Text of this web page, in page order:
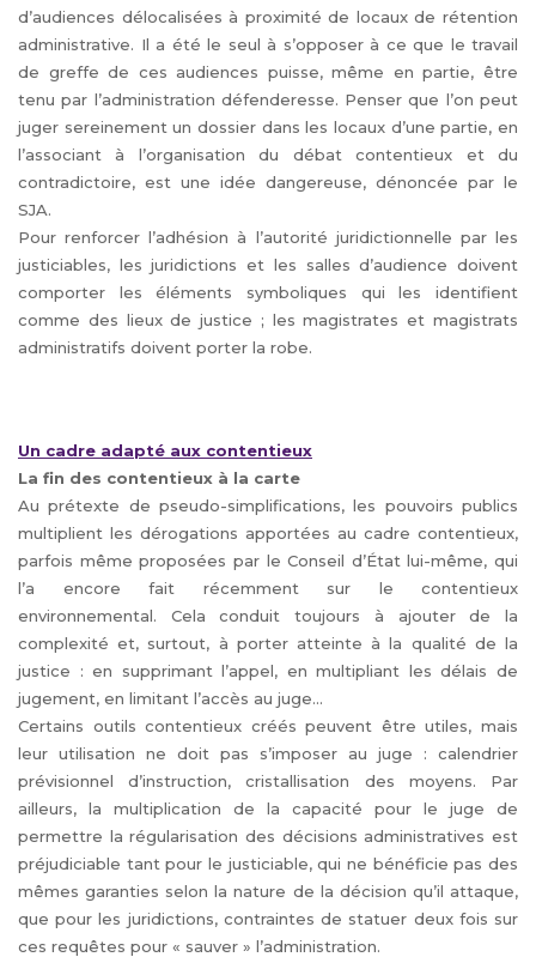
d’audiences délocalisées à proximité de locaux de rétention
administrative. Il a été le seul à s’opposer à ce que le travail
de greffe de ces audiences puisse, même en partie, être
tenu par l’administration défenderesse. Penser que l’on peut
juger sereinement un dossier dans les locaux d’une partie, en
l’associant à l’organisation du débat contentieux et du
contradictoire, est une idée dangereuse, dénoncée par le
SJA.
Pour renforcer l’adhésion à l’autorité juridictionnelle par les
justiciables, les juridictions et les salles d’audience doivent
comporter les éléments symboliques qui les identifient
comme des lieux de justice ; les magistrates et magistrats
administratifs doivent porter la robe.
Un cadre adapté aux contentieux
La fin des contentieux à la carte
Au prétexte de pseudo-simplifications, les pouvoirs publics
multiplient les dérogations apportées au cadre contentieux,
parfois même proposées par le Conseil d’État lui-même, qui
l’a encore fait récemment sur le contentieux
environnemental. Cela conduit toujours à ajouter de la
complexité et, surtout, à porter atteinte à la qualité de la
justice : en supprimant l’appel, en multipliant les délais de
jugement, en limitant l’accès au juge...
Certains outils contentieux créés peuvent être utiles, mais
leur utilisation ne doit pas s’imposer au juge : calendrier
prévisionnel d’instruction, cristallisation des moyens. Par
ailleurs, la multiplication de la capacité pour le juge de
permettre la régularisation des décisions administratives est
préjudiciable tant pour le justiciable, qui ne bénéficie pas des
mêmes garanties selon la nature de la décision qu’il attaque,
que pour les juridictions, contraintes de statuer deux fois sur
ces requêtes pour « sauver » l’administration.